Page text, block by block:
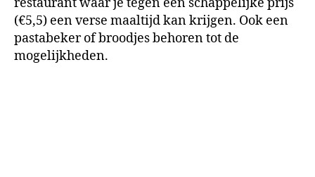
(€5,5) een verse maaltijd kan krijgen. Ook een
pastabeker of broodjes behoren tot de
mogelijkheden.